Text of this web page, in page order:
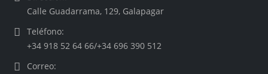
Calle Guadarrama, 129, Galapagar
Teléfono:
+34 918 52 64 66/+34 696 390 512
Correo: